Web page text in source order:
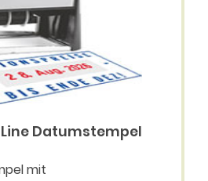
Datumstempel
mit